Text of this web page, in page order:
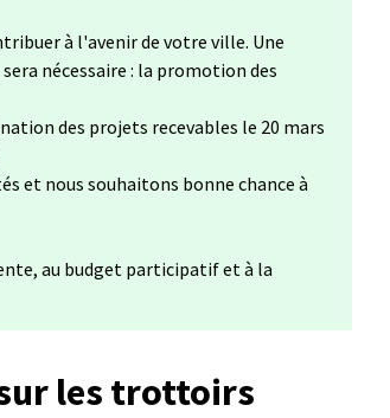
à l'avenir de votre ville. Une
nécessaire : la promotion des
des projets recevables le 20 mars
et nous souhaitons bonne chance à
au budget participatif et à la
les trottoirs